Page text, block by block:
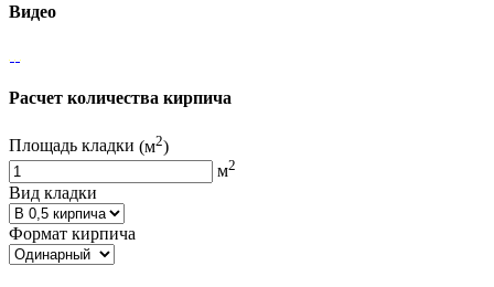
Видео
Расчет количества кирпича
Площадь кладки (м2)
м2
Вид кладки
Формат кирпича